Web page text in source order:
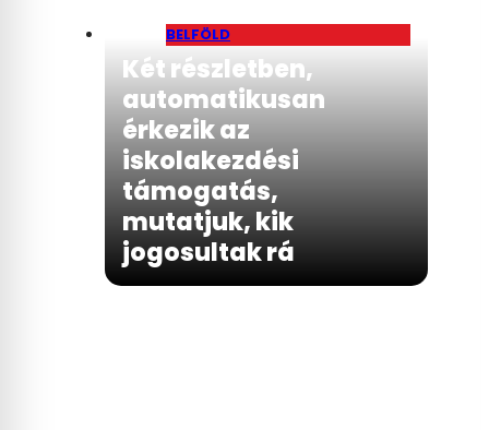
BELFÖLD
Két részletben,
automatikusan
érkezik az
iskolakezdési
támogatás,
mutatjuk, kik
jogosultak rá